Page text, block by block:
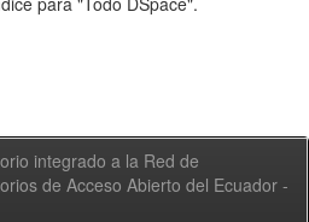
integrado a la Red de
de Acceso Abierto del Ecuador -